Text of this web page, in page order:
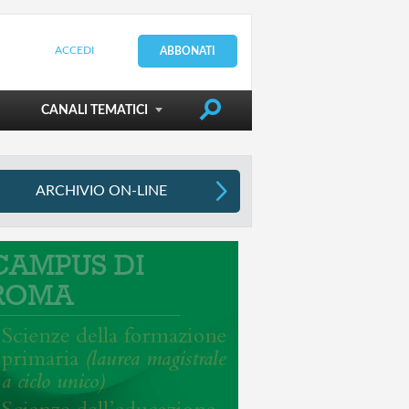
ACCEDI ABBONATI
DIRIGERE LA SCUOLA
CANALI TEMATICI
ARCHIVIO ON-LINE